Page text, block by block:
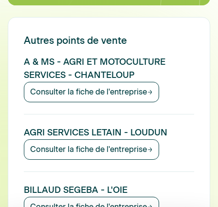
Autres points de vente
A & MS - AGRI ET MOTOCULTURE
SERVICES - CHANTELOUP
Consulter la fiche de l'entreprise
AGRI SERVICES LETAIN - LOUDUN
Consulter la fiche de l'entreprise
BILLAUD SEGEBA - L'OIE